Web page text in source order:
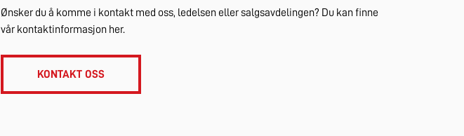
Ønsker du å komme i kontakt med oss, ledelsen eller salgsavdelingen? Du kan finne
vår kontaktinformasjon her.
KONTAKT OSS